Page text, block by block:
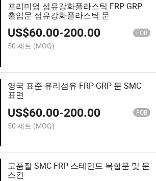
프리미엄 섬유강화플라스틱 FRP GRP
출입문 섬유강화플라스틱 문
US$60.00-200.00 FOB
50 세트 (MOQ)
영국 표준 유리섬유 FRP GRP 문 SMC
표면
US$60.00-200.00 FOB
50 세트 (MOQ)
고품질 SMC FRP 스테인드 복합문 및 문
스킨